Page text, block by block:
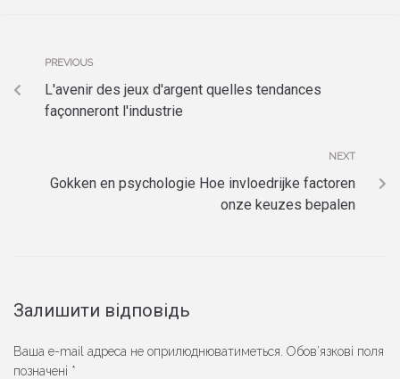
PREVIOUS
L'avenir des jeux d'argent quelles tendances
façonneront l'industrie
NEXT
Gokken en psychologie Hoe invloedrijke factoren
onze keuzes bepalen
Залишити відповідь
Ваша e-mail адреса не оприлюднюватиметься. Обов’язкові поля
позначені *